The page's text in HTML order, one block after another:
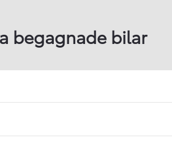
begagnade bilar